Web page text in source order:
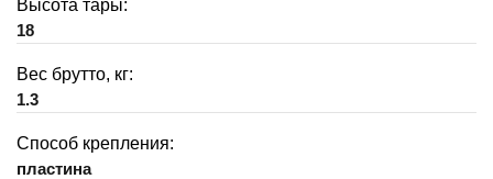
Высота тары:
18
Вес брутто, кг:
1.3
Способ крепления:
пластина